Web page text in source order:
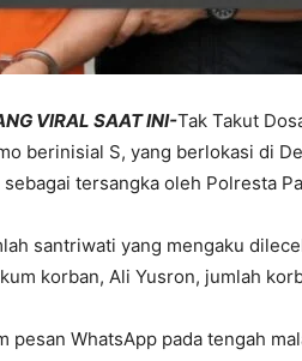
VIRAL SAAT INI-Tak Takut
berinisial S, yang berlokasi di
tersangka oleh Polresta
santriwati yang mengaku
korban, Ali Yusron, jumlah
pesan WhatsApp pada tengah